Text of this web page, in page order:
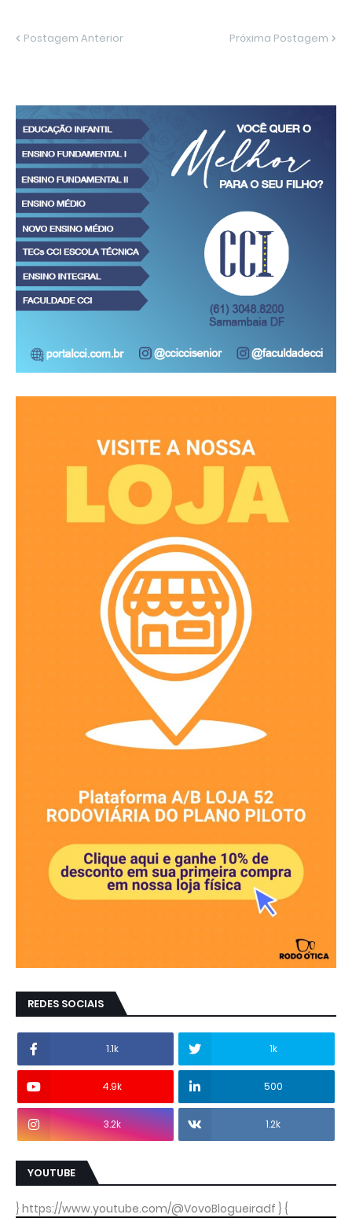
Postagem Anterior Próxima Postagem
REDES SOCIAIS
1.1k 1k
4.9k 500
3.2k 1.2k
YOUTUBE
} https://www.youtube.com/@VovoBlogueiradf } {